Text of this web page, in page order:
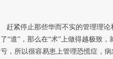
赶紧停止那些华而不实的管理理
了“道”，那么在“术”上做得越极致
亏，所以很容易患上管理恐慌症，